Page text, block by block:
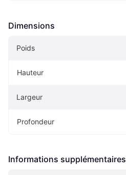
Dimensions
Poids
Hauteur
Largeur
Profondeur
Informations supplémentaires